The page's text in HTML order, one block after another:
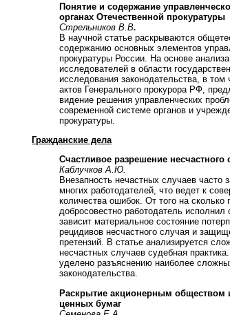
Понятие и содержание
органах Отечественной прокуратуры
Стрельников В.В.
В научной статье раскрываются
содержанию основных элементов
прокуратуры России. На основе
исследователей в области
исследования законодательства, в
актов Генерального прокурора РФ,
видение решения управленческих
современной системе органов и
прокуратуры.
Гражданские дела
Счастливое разрешение несчастного
Каблучков А.Ю.
Внезапность нечастных случаев часто
многих работодателей, что ведет к
количества ошибок. От того на сколько
добросовестно работодатель исполнил
зависит материальное состояние
рецидивов несчастного случая и
претензий. В статье анализируется
несчастных случаев судебная
уделено разъяснению наиболее
законодательства.
Раскрытие акционерным
ценных бумаг